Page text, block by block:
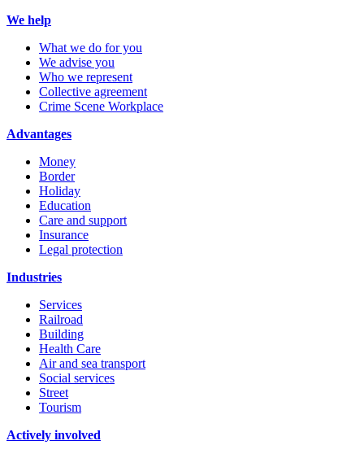
We help
What we do for you
We advise you
Who we represent
Collective agreement
Crime Scene Workplace
Advantages
Money
Border
Holiday
Education
Care and support
Insurance
Legal protection
Industries
Services
Railroad
Building
Health Care
Air and sea transport
Social services
Street
Tourism
Actively involved